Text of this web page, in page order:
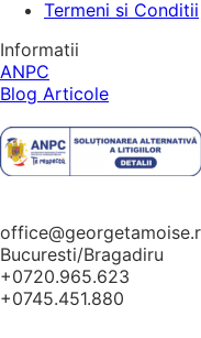
Termeni si Conditii
Informatii
ANPC
Blog Articole
Bucuresti/Bragadiru
+0720.965.623
+0745.451.880